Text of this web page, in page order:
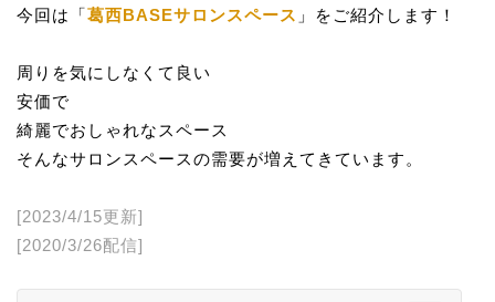
今回は「葛西BASEサロンスペース 」をご紹介します！
周りを気にしなくて良い
安価で
綺麗でおしゃれなスペース
そんなサロンスペースの需要が増えてきています。
[2023/4/15更新]
[2020/3/26配信]